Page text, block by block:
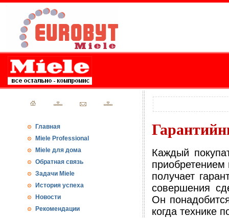
Главная
Miele Professional
Miele для дома
Обратная связь
Задачи Miele
История успеха
Новости
Рекомендации
Каждый
приобретением
получает
совершения
Он
когда технике